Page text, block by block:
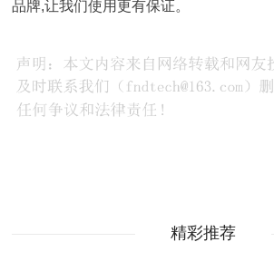
品牌,让我们使用更有保证。
精彩推荐